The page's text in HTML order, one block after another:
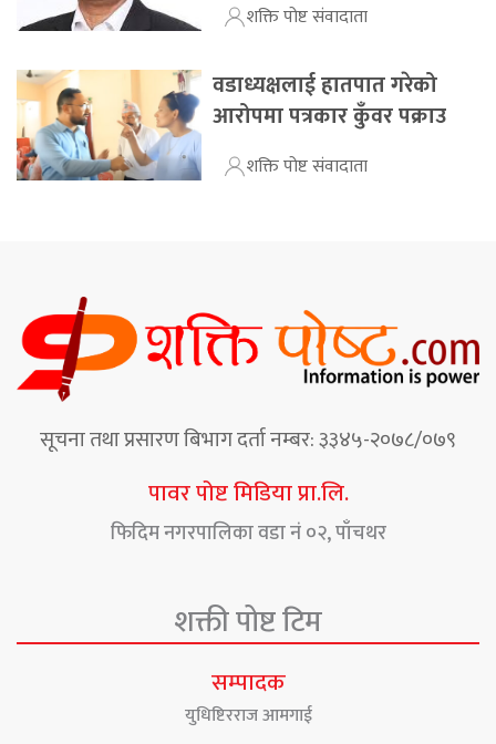
शक्ति पोष्ट संवादाता
वडाध्यक्षलाई हातपात गरेको
आरोपमा पत्रकार कुँवर पक्राउ
शक्ति पोष्ट संवादाता
सूचना तथा प्रसारण बिभाग दर्ता नम्बर: ३३४५-२०७८/०७९
पावर पोष्ट मिडिया प्रा.लि.
फिदिम नगरपालिका वडा नं ०२, पाँचथर
शक्ती पोष्ट टिम
सम्पादक
युधिष्टिरराज आमगाई